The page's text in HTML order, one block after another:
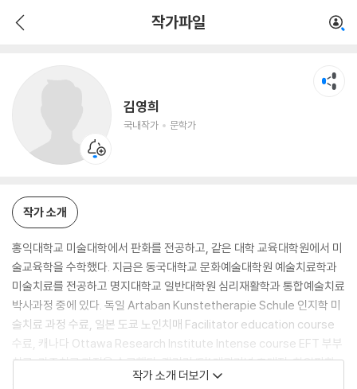
작가파일
김영희
국내작가 문학가
작가 소개
홍익대학교 미술대학에서 판화를 전공하고, 같은 대학 교육대학원에서 미
술교육학을 수학했다. 지금은 동국대학교 문화예술대학원 예술치료학과
미술치료를 전공하고 명지대학교 일반대학원 심리재활학과 통합예술치료
박사과정 중에 있다. 독일 Artaban Kunstetherapie Schule 인지학 미
술치료 과정 수료, 일본 도쿄 노인치매 Facilitator education course
수료, 캐나다 Ottawa Research Institute Intense course EFT 부부
치료, 가족치료 과정을 수료했다. 갤러리 ‘터’ 개관기념 초대전, 한일판화
교류전, 열정의 울림전을 비롯하여 동경 오늘의 작가전, 한국현대미술 독
작가 소개 더보기